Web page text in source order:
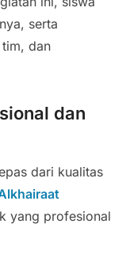
serta
dan
dan
dari kualitas
yang profesional